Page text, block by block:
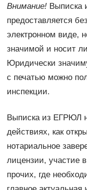
Внимание!Выписка
предоставляется
электронном виде,
значимой и носит
Юридически
с печатью можно
инспекции.
Выписка из ЕГРЮЛ
действиях, как
нотариальное
лицензии, участие
прочих, где